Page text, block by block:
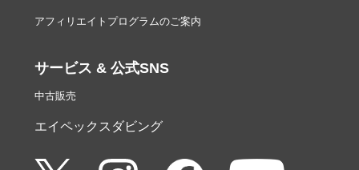
アフィリエイトプログラムのご案内
サービス & 公式SNS
中古販売
エイペックスダビング